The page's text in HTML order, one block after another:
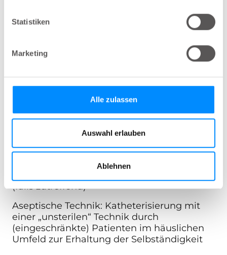
Statistiken
Marketing
Alle zulassen
Auswahl erlauben
Ablehnen
Wie die IK durchgeführt wird, hängt von den
persönlichen Bedürfnissen und vom Zeitrahmen
oder der Dauer ab, für die die Katheterisierung
indiziert ist. Die folgenden unterschiedlichen
Techniken stehen zur Verfügung:
Sterile Technik: Katheterisierung unter OP-
Bedingungen
sterilem Katheter, Desinfektion/Reinigung
der Genitalien, sterile Handschuhe, Pinzette
(falls zutreffend)
Aseptische Technik: Katheterisierung mit
einer „unsterilen“ Technik durch
(eingeschränkte) Patienten im häuslichen
Umfeld zur Erhaltung der Selbständigkeit